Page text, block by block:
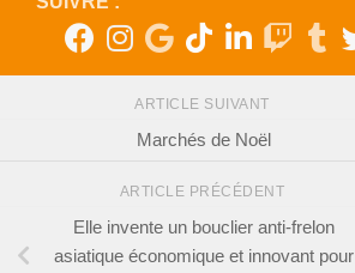
ARTICLE SUIVANT
Marchés de Noël
ARTICLE PRÉCÉDENT
Elle invente un bouclier anti-frelon
asiatique économique et innovant pour